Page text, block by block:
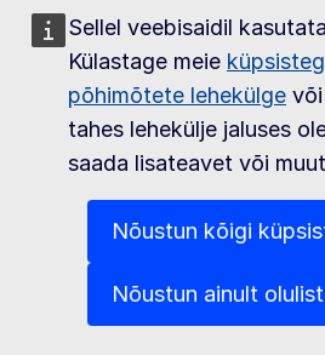
Sellel veebisaidil
Külastage meie
põhimõtete lehekülge
tahes lehekülje jaluses
saada lisateavet või
Nõustun kõigi
Nõustun ainult
tõendavad teie toodete
Päritolu kontrollimine
Toll võib kontrollida, kas
muudele päritolunõuetele. ELi
majanduspartnerlusleping
põhimõtetel: